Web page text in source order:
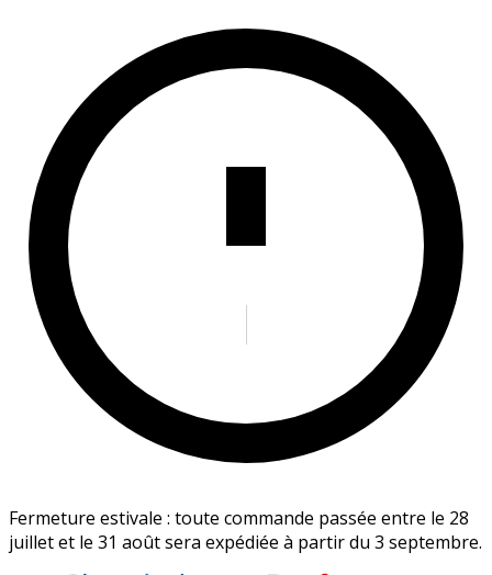
Fermeture estivale : toute commande passée entre le 28
juillet et le 31 août sera expédiée à partir du 3 septembre.